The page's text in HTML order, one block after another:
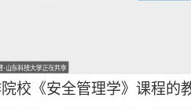
校《安全管理学》课程的